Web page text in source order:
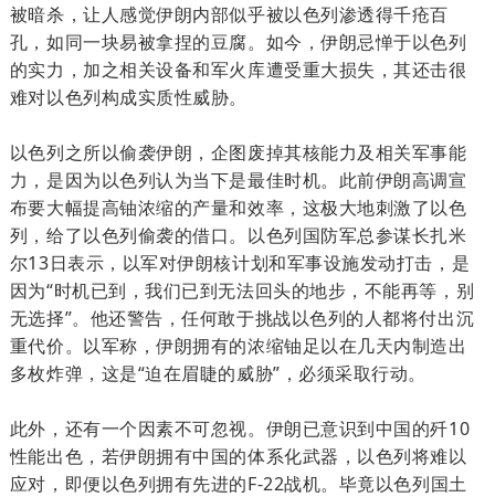
被暗杀，让人感觉伊朗内部似乎被以色列渗透得千疮百
孔，如同一块易被拿捏的豆腐。如今，伊朗忌惮于以色列
的实力，加之相关设备和军火库遭受重大损失，其还击很
难对以色列构成实质性威胁。
以色列之所以偷袭伊朗，企图废掉其核能力及相关军事能
力，是因为以色列认为当下是最佳时机。此前伊朗高调宣
布要大幅提高铀浓缩的产量和效率，这极大地刺激了以色
列，给了以色列偷袭的借口。以色列国防军总参谋长扎米
尔13日表示，以军对伊朗核计划和军事设施发动打击，是
因为“时机已到，我们已到无法回头的地步，不能再等，别
无选择”。他还警告，任何敢于挑战以色列的人都将付出沉
重代价。以军称，伊朗拥有的浓缩铀足以在几天内制造出
多枚炸弹，这是“迫在眉睫的威胁”，必须采取行动。
此外，还有一个因素不可忽视。伊朗已意识到中国的歼10
性能出色，若伊朗拥有中国的体系化武器，以色列将难以
应对，即便以色列拥有先进的F-22战机。毕竟以色列国土